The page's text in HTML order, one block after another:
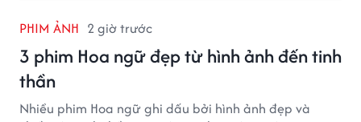
PHIM ẢNH 2 giờ trước
3 phim Hoa ngữ đẹp từ hình ảnh đến tinh
thần
Nhiều phim Hoa ngữ ghi dấu bởi hình ảnh đẹp và